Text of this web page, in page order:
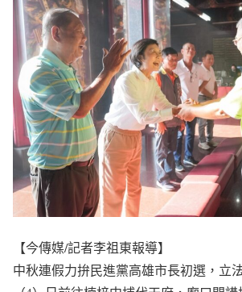
【今傳媒/記者李祖東報導】
中秋連假力拚民進黨高雄市長初選，立